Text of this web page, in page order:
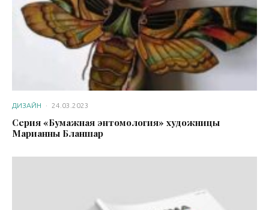
ДИЗАЙН · 24.03.2023
Серия «Бумажная энтомология» художницы
Марианны Бланшар